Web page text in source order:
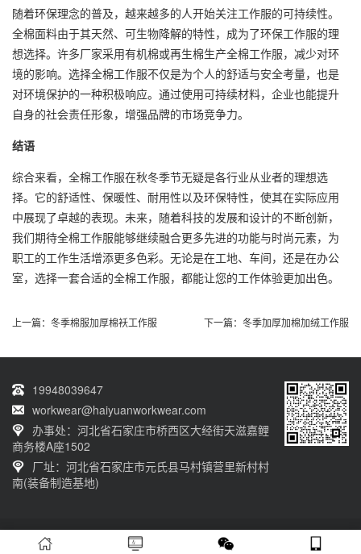
随着环保理念的普及，越来越多的人开始关注工作服的可持续性。
全棉面料由于其天然、可生物降解的特性，成为了环保工作服的理
想选择。许多厂家采用有机棉或再生棉生产全棉工作服，减少对环
境的影响。选择全棉工作服不仅是为个人的舒适与安全考量，也是
对环境保护的一种积极响应。通过使用可持续材料，企业也能提升
自身的社会责任形象，增强品牌的市场竞争力。
结语
综合来看，全棉工作服在秋冬季节无疑是各行业从业者的理想选
择。它的舒适性、保暖性、耐用性以及环保特性，使其在实际应用
中展现了卓越的表现。未来，随着科技的发展和设计的不断创新，
我们期待全棉工作服能够继续融合更多先进的功能与时尚元素，为
职工的工作生活增添更多色彩。无论是在工地、车间，还是在办公
室，选择一套合适的全棉工作服，都能让您的工作体验更加出色。
上一篇： 冬季棉服加厚棉袄工作服 下一篇： 冬季加厚加棉加绒工作服
19948039647
workwear@haiyuanworkwear.com
办事处：河北省石家庄市桥西区大经街天滋嘉鲤
商务楼A座1502
厂址：河北省石家庄市元氏县马村镇营里新村村
南(装备制造基地)
20230601001版权归石家庄海源劳保有限公司所有 网站备案号：
冀ICP备